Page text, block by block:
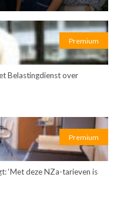
Premium
Belastingdienst over
Premium
‘Met deze NZa-tarieven is